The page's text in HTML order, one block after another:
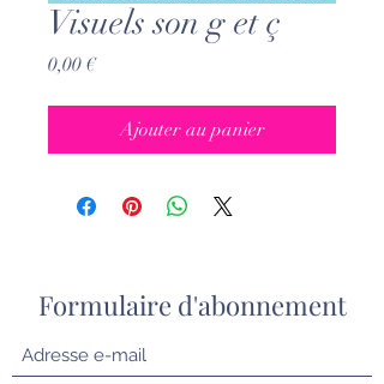
Visuels son g et ç
0,00 €Prix
Ajouter au panier
Formulaire d'abonnement